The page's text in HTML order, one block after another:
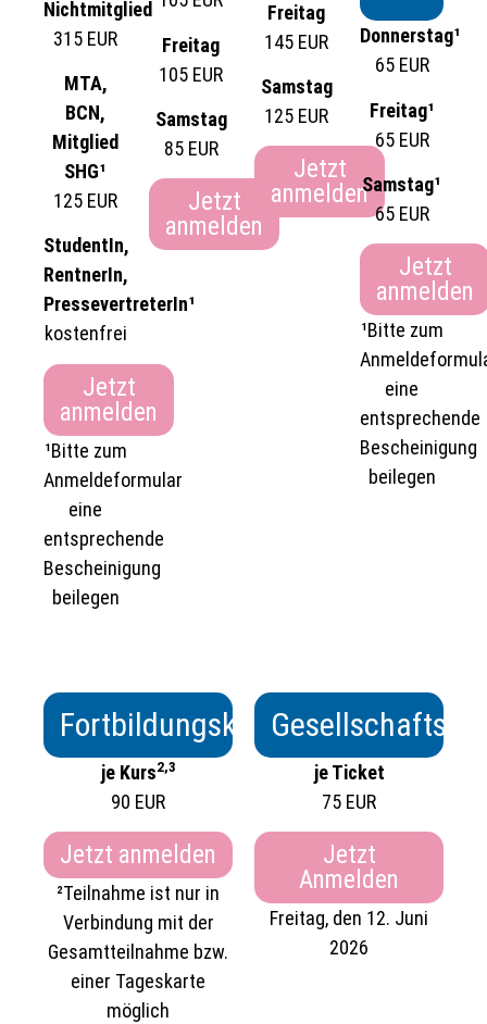
Nichtmitglied
315 EUR
MTA,
BCN,
Mitglied
SHG¹
125 EUR
StudentIn,
RentnerIn,
PressevertreterIn¹
kostenfrei
Jetzt
anmelden
¹Bitte zum
Anmeldeformular
eine
entsprechende
Bescheinigung
beilegen
Freitag
105 EUR
Samstag
85 EUR
Jetzt
anmelden
Freitag
145 EUR
Samstag
125 EUR
Jetzt
anmelden
Donnerstag¹
65 EUR
Freitag¹
65 EUR
Samstag¹
65 EUR
Jetzt
anmelden
¹Bitte zum
eine
entsprechende
Bescheinigung
beilegen
Fortbildungskurse
je Kurs2,3
90 EUR
Jetzt anmelden
²Teilnahme ist nur in
Verbindung mit der
Gesamtteilnahme bzw.
einer Tageskarte
möglich
je Ticket
75 EUR
Jetzt
Anmelden
Freitag, den 12. Juni
2026